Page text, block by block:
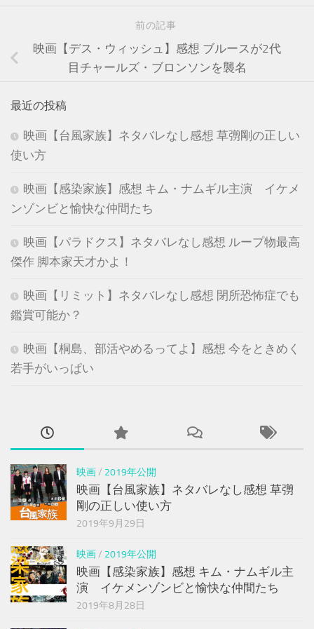
前の記事
映画【デス・ウィッシュ】感想 ブルースが2代
目チャールズ・ブロンソンを襲名
最近の投稿
映画【台風家族】ネタバレなし感想 草彅剛の正しい
使い方
映画【感染家族】感想 キム・ナムギル主演 イケメ
ンゾンビと愉快な仲間たち
映画【パラドクス】ネタバレなし感想 ループ物最高
傑作 脚本家天才かよ！
映画【リミット】ネタバレなし感想 閉所恐怖症でも
鑑賞可能か？
映画【桐島、部活やめるってよ】感想 今をときめく
若手がいっぱい
映画/ 2019年公開
映画【台風家族】ネタバレなし感想 草彅
剛の正しい使い方
2019年9月29日
映画/ 2019年公開
映画【感染家族】感想 キム・ナムギル主
演 イケメンゾンビと愉快な仲間たち
2019年8月28日